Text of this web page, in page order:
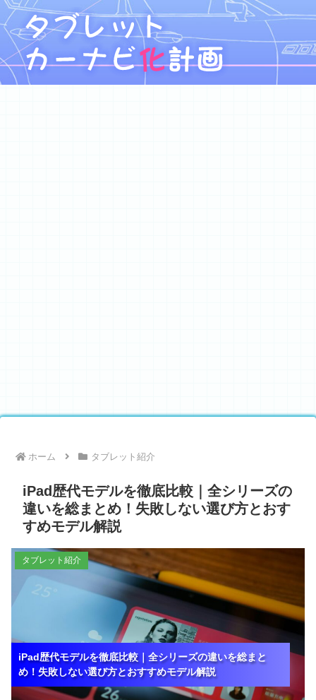
ホーム タブレット紹介
iPad歴代モデルを徹底比較｜全シリーズの
違いを総まとめ！失敗しない選び方とおす
すめモデル解説
iPad歴代モデルを徹底比較｜全シリーズの違いを総まと
め！失敗しない選び方とおすすめモデル解説
iPad歴代モデルを徹底比較｜全シリーズの違いを総まと
め！失敗しない選び方とおすすめモデル解説
iPad歴代モデルを徹底比較｜全シリーズの違いを総まと
め！失敗しない選び方とおすすめモデル解説
タブレット紹介